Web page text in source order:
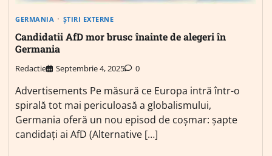
GERMANIA ȘTIRI EXTERNE
Candidatii AfD mor brusc înainte de alegeri în
Germania
Redactie Septembrie 4, 2025 0
Advertisements Pe măsură ce Europa intră într-o
spirală tot mai periculoasă a globalismului,
Germania oferă un nou episod de coșmar: șapte
candidați ai AfD (Alternative […]